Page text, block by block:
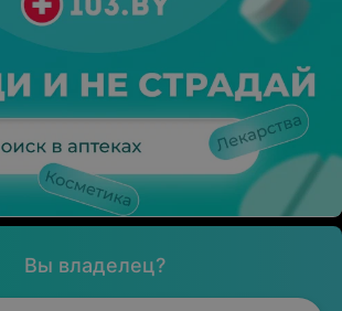
Вы владелец?